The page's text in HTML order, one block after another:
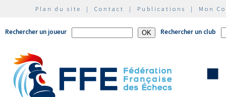
Plan du site | Contact | Publications | Mon
Rechercher un joueur Rechercher un club